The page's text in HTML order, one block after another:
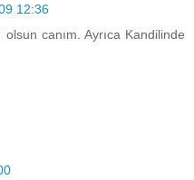
12:36
canım. Ayrıca Kandilinde